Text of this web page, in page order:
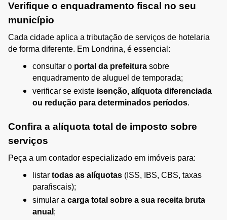
Verifique o enquadramento fiscal no seu
município
Cada cidade aplica a tributação de serviços de hotelaria
de forma diferente. Em Londrina, é essencial:
consultar o portal da prefeitura sobre
enquadramento de aluguel de temporada;
verificar se existe isenção, alíquota diferenciada
ou redução para determinados períodos.
Confira a alíquota total de imposto sobre
serviços
Peça a um contador especializado em imóveis para:
listar todas as alíquotas (ISS, IBS, CBS, taxas
parafiscais);
simular a carga total sobre a sua receita bruta
anual ;